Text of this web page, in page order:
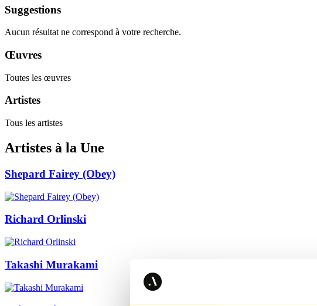
Suggestions
Aucun résultat ne correspond à votre recherche.
Œuvres
Toutes les œuvres
Artistes
Tous les artistes
Artistes à la Une
Shepard Fairey (Obey)
Richard Orlinski
Takashi Murakami